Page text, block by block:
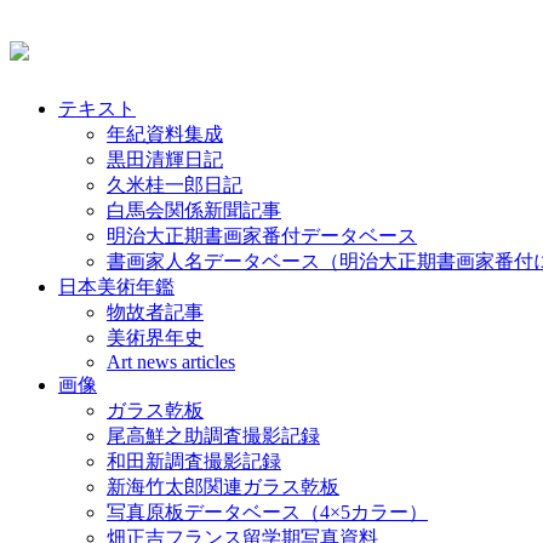
テキスト
年紀資料集成
黒田清輝日記
久米桂一郎日記
白馬会関係新聞記事
明治大正期書画家番付データベース
書画家人名データベース（明治大正期書画家番付
日本美術年鑑
物故者記事
美術界年史
Art news articles
画像
ガラス乾板
尾高鮮之助調査撮影記録
和田新調査撮影記録
新海竹太郎関連ガラス乾板
写真原板データベース（4×5カラー）
畑正吉フランス留学期写真資料